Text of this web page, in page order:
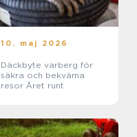
10. maj 2026
Däckbyte varberg för
säkra och bekväma
resor Året runt